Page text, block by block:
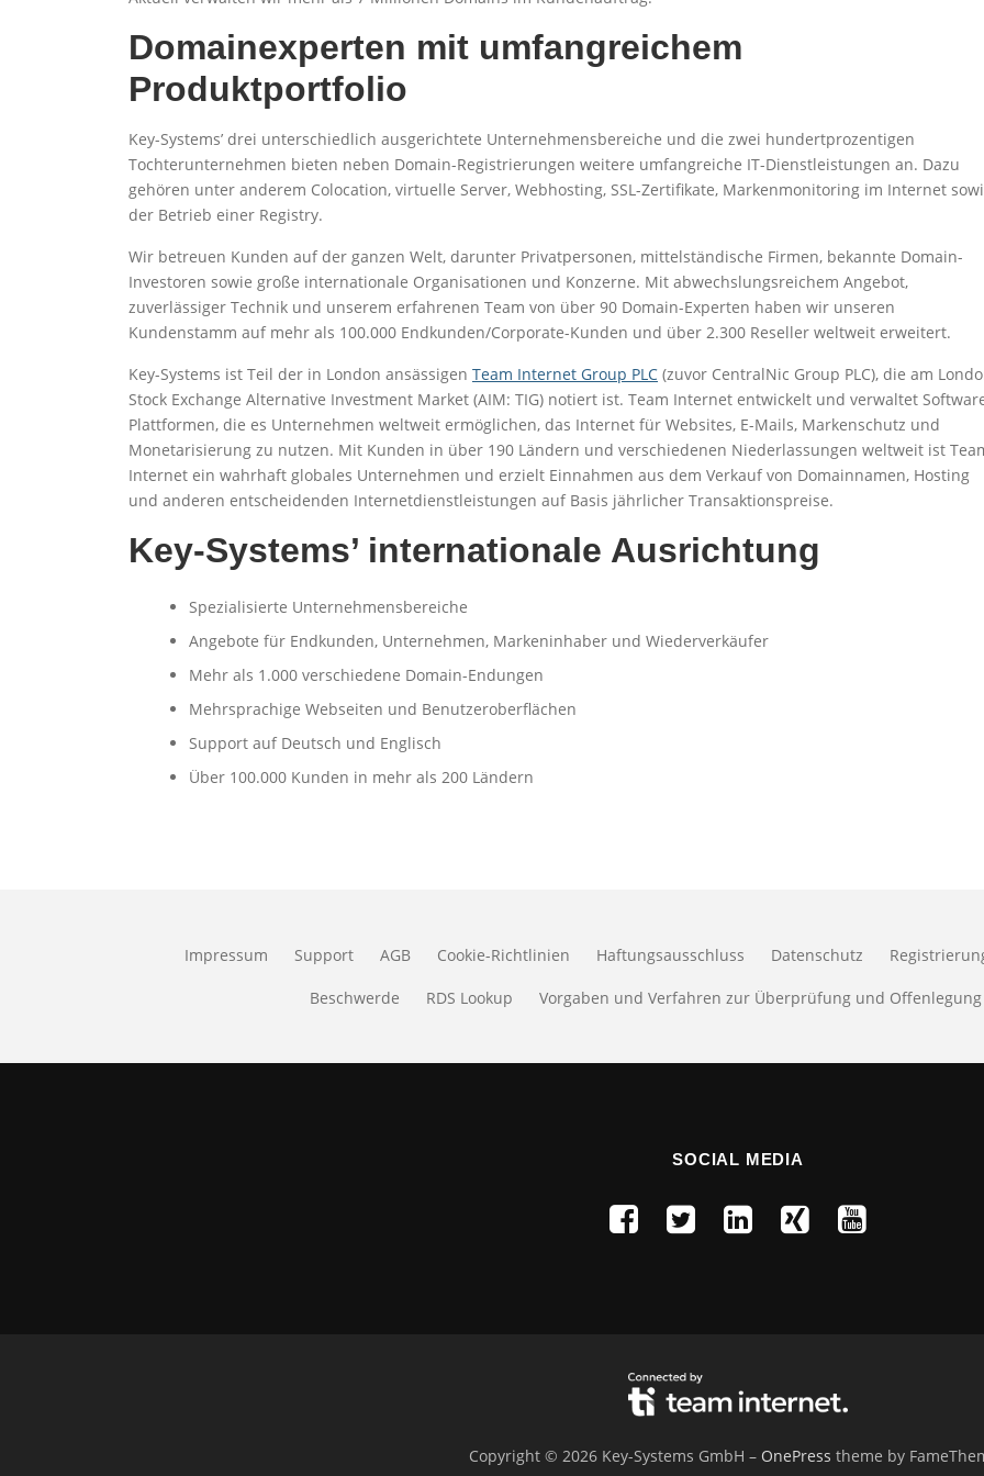
Domainexperten mit umfangreichem
Produktportfolio
Key-Systems’ drei unterschiedlich ausgerichtete Unternehmensbereiche und die zwei hundertprozentigen
Tochterunternehmen bieten neben Domain-Registrierungen weitere umfangreiche IT-Dienstleistungen an. Dazu
gehören unter anderem Colocation, virtuelle Server, Webhosting, SSL-Zertifikate, Markenmonitoring im Internet
der Betrieb einer Registry.
Wir betreuen Kunden auf der ganzen Welt, darunter Privatpersonen, mittelständische Firmen, bekannte Domain-
Investoren sowie große internationale Organisationen und Konzerne. Mit abwechslungsreichem Angebot,
zuverlässiger Technik und unserem erfahrenen Team von über 90 Domain-Experten haben wir unseren
Kundenstamm auf mehr als 100.000 Endkunden/Corporate-Kunden und über 2.300 Reseller weltweit erweitert.
Key-Systems ist Teil der in London ansässigen Team Internet Group PLC (zuvor CentralNic Group PLC), die am
Stock Exchange Alternative Investment Market (AIM: TIG) notiert ist. Team Internet entwickelt und verwaltet
Plattformen, die es Unternehmen weltweit ermöglichen, das Internet für Websites, E-Mails, Markenschutz und
Monetarisierung zu nutzen. Mit Kunden in über 190 Ländern und verschiedenen Niederlassungen weltweit ist
Internet ein wahrhaft globales Unternehmen und erzielt Einnahmen aus dem Verkauf von Domainnamen, Hosting
und anderen entscheidenden Internetdienstleistungen auf Basis jährlicher Transaktionspreise.
Key-Systems’ internationale Ausrichtung
Spezialisierte Unternehmensbereiche
Angebote für Endkunden, Unternehmen, Markeninhaber und Wiederverkäufer
Mehr als 1.000 verschiedene Domain-Endungen
Mehrsprachige Webseiten und Benutzeroberflächen
Support auf Deutsch und Englisch
Über 100.000 Kunden in mehr als 200 Ländern
Impressum Support AGB Cookie-Richtlinien Haftungsausschluss Datenschutz
Beschwerde RDS Lookup Vorgaben und Verfahren zur Überprüfung und
SOCIAL MEDIA
Copyright © 2026 Key-Systems GmbH – OnePress theme by